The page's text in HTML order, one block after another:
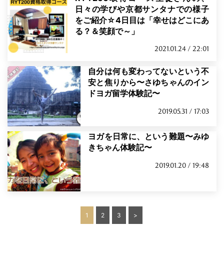
日々の学びや京都サンタナでの様子
をご紹介☆4日目は「幸せはどこにあ
る？＆笑顔で～」
2021.01.24 / 22:01
自分は何も変わってないという不
安と焦りから〜さゆちゃんのイン
ドヨガ留学体験記〜
2019.05.31 / 17:03
ヨガを日常に、という難題〜みゆ
きちゃん体験記〜
2019.01.20 / 19:48
投
稿
1 2 3 >